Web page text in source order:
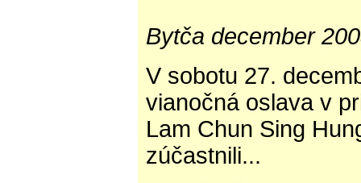
Bytča december
V sobotu 27.
vianočná oslava v
Lam Chun Sing
zúčastnili...